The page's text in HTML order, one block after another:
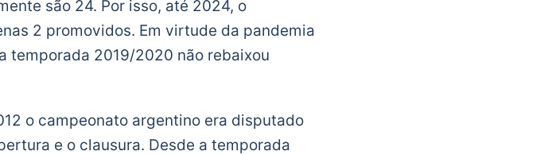
são 24. Por isso, até 2024, o
2 promovidos. Em virtude da pandemia
temporada 2019/2020 não rebaixou
o campeonato argentino era disputado
e o clausura. Desde a temporada